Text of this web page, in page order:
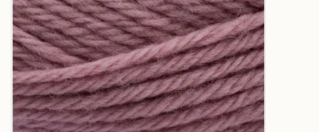
Solden
Over wolder